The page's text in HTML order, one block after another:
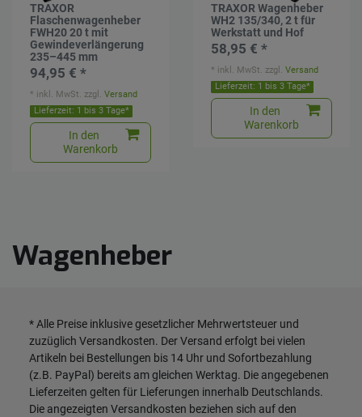
TRAXOR
Flaschenwagenheber
FWH20 20 t mit
Gewindeverlängerung
235–445 mm
94,95 € *
Lieferzeit: 1 bis 3 Tage*
In den
Warenkorb
* inkl. MwSt. zzgl.Versand
TRAXOR Wagenheber
WH2 135/340, 2 t für
Werkstatt und Hof
58,95 € *
Lieferzeit: 1 bis 3 Tage*
In den
Warenkorb
* inkl. MwSt. zzgl.Versand
Wagenheber
* Alle Preise inklusive gesetzlicher Mehrwertsteuer und
zuzüglich Versandkosten. Der Versand erfolgt bei vielen
Artikeln bei Bestellungen bis 14 Uhr und Sofortbezahlung
(z.B. PayPal) bereits am gleichen Werktag. Die angegebenen
Lieferzeiten gelten für Lieferungen innerhalb Deutschlands.
Die angezeigten Versandkosten beziehen sich auf den